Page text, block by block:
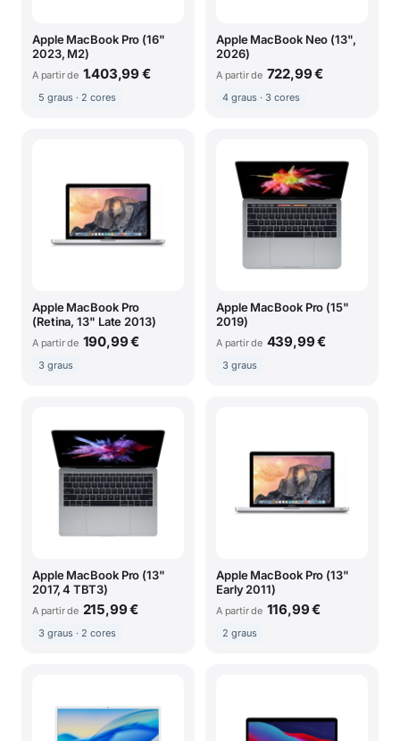
Apple MacBook Pro (16"
2023, M2)
A partir de 1.403,99 €
5 graus · 2 cores
Apple MacBook Neo (13",
2026)
A partir de 722,99 €
4 graus · 3 cores
Apple MacBook Pro
(Retina, 13" Late 2013)
A partir de 190,99 €
3 graus
Apple MacBook Pro (15"
2019)
A partir de 439,99 €
3 graus
Apple MacBook Pro (13"
2017, 4 TBT3)
A partir de 215,99 €
3 graus · 2 cores
Apple MacBook Pro (13"
Early 2011)
A partir de 116,99 €
2 graus